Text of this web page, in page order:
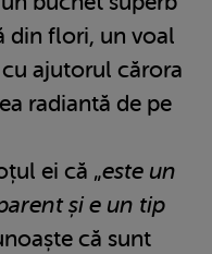
din flori, un voal
ajutorul cărora
radiantă de pe
ei că „este un
și e un tip
că sunt